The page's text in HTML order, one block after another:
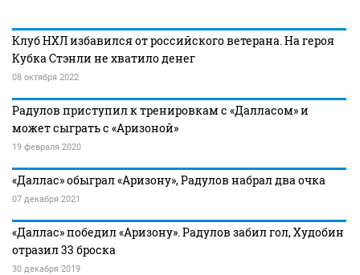
Клуб НХЛ избавился от российского ветерана. На героя
Кубка Стэнли не хватило денег
08 октября 2022
Радулов приступил к тренировкам с «Далласом» и
может сыграть с «Аризоной»
19 февраля 2020
«Даллас» обыграл «Аризону», Радулов набрал два очка
07 декабря 2021
«Даллас» победил «Аризону». Радулов забил гол, Худобин
отразил 33 броска
30 декабря 2019